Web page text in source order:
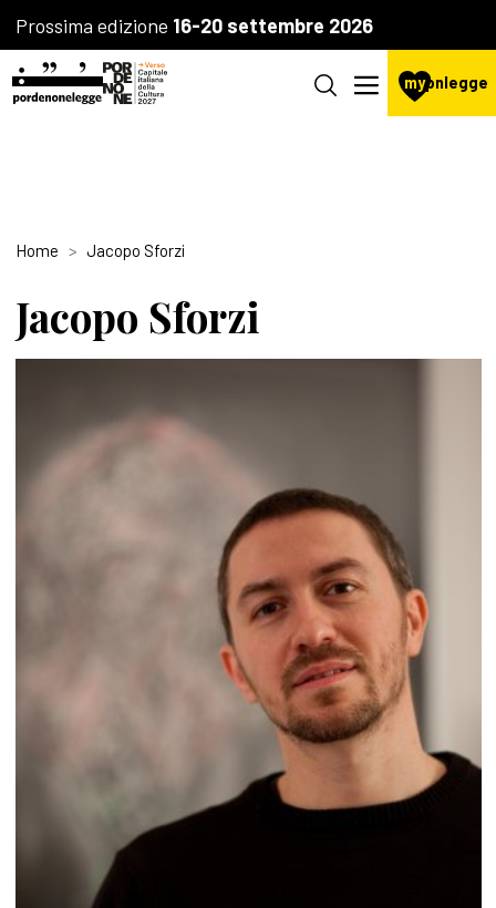
Prossima edizione 16-20 settembre 2026
mypnlegge
Home Jacopo Sforzi
Jacopo Sforzi